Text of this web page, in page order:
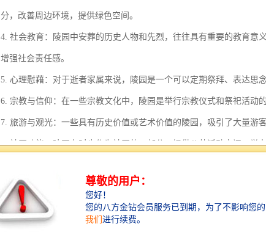
分，改善周边环境，提供绿色空间。
4. 社会教育：陵园中安葬的历史人物和先烈，往往具有重要的教育意
增强社会责任感。
5. 心理慰藉：对于逝者家属来说，陵园是一个可以定期祭拜、表达思
6. 宗教与信仰：在一些宗教文化中，陵园是举行宗教仪式和祭祀活动
7. 旅游与观光：一些具有历史价值或艺术价值的陵园，吸引了大量游
8. 社区功能：陵园有时也作为社区的一部分，提供公共活动空间，举
总之，陵园不仅是安葬逝者的场所，还具有纪念、文化、教育、心理